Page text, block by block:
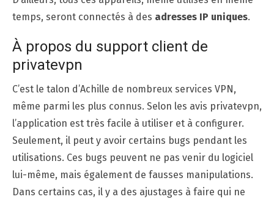
temps, seront connectés à des adresses IP uniques.
À propos du support client de
privatevpn
C’est le talon d’Achille de nombreux services VPN,
même parmi les plus connus. Selon les avis privatevpn,
l’application est très facile à utiliser et à configurer.
Seulement, il peut y avoir certains bugs pendant les
utilisations. Ces bugs peuvent ne pas venir du logiciel
lui-même, mais également de fausses manipulations.
Dans certains cas, il y a des ajustages à faire qui ne